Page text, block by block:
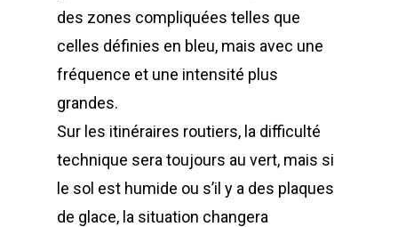
des zones compliquées telles que
celles définies en bleu, mais avec une
fréquence et une intensité plus
grandes.
Sur les itinéraires routiers, la difficulté
technique sera toujours au vert, mais si
le sol est humide ou s’il y a des plaques
de glace, la situation changera